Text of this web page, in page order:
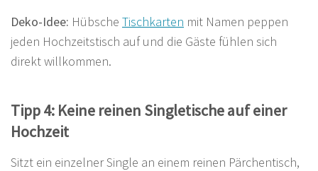
Deko-Idee: Hübsche Tischkarten mit Namen peppen
jeden Hochzeitstisch auf und die Gäste fühlen sich
direkt willkommen.
Tipp 4: Keine reinen Singletische auf einer
Hochzeit
Sitzt ein einzelner Single an einem reinen Pärchentisch,